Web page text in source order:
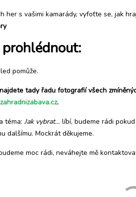
her s vašimi kamarády, vyfoťte se, jak
pomůže.
tady řadu fotografií všech
.
téma: Jak vybrat… líbí, budeme rádi
dalšímu. Mockrát děkujeme.
moc rádi, neváhejte mě